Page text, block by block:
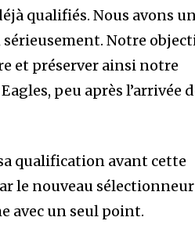
qualifiés. Nous avons
Notre
et préserver ainsi notre
peu après l’arrivée
qualification avant cette
le nouveau sélectionneur
avec un seul point.